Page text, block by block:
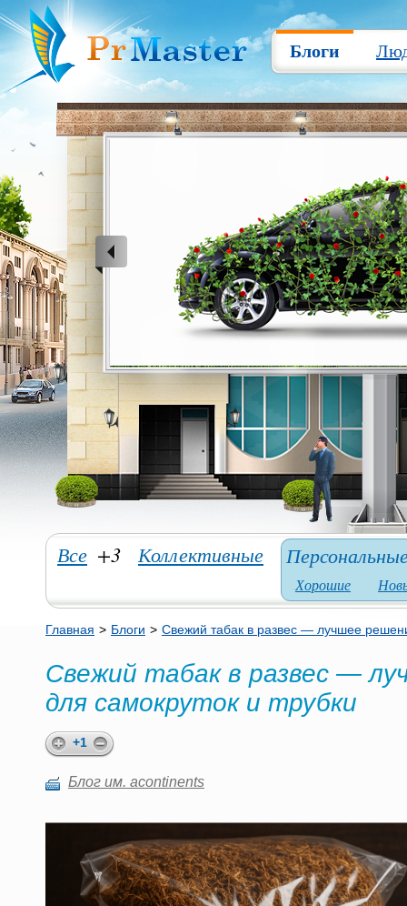
Блоги
Все +3 Коллективные
Хорошие
Главная > Блоги > Свежий табак в развес — лучшее
Свежий табак в развес —
для самокруток и трубки
+1
Блог им. acontinents